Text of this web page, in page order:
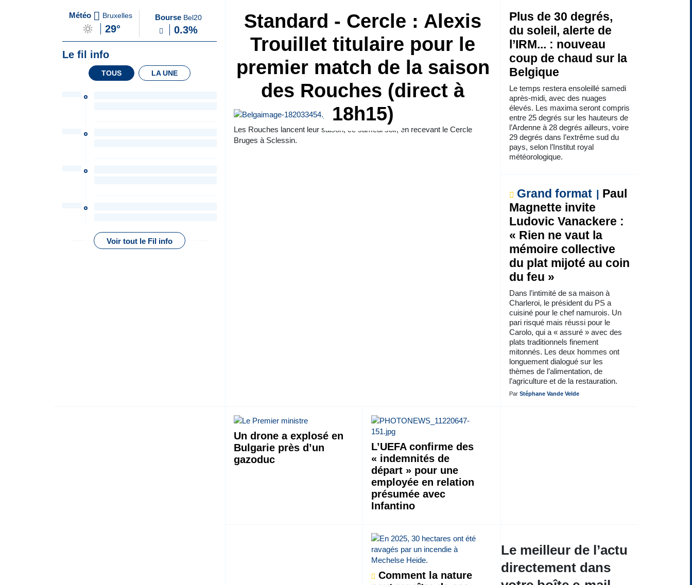
du Soir
Une
Standard - Cercle : Alexis
Trouillet titulaire pour le
premier match de la saison
des Rouches (direct à
18h15)
Les Rouches lancent leur saison, ce samedi soir, en recevant le Cercle
Bruges à Sclessin.
Plus de 30 degrés,
du soleil, alerte de
l’IRM... : nouveau
coup de chaud sur la
Belgique
Le temps restera ensoleillé samedi
après-midi, avec des nuages
élevés. Les maxima seront compris
entre 25 degrés sur les hauteurs de
l’Ardenne à 28 degrés ailleurs, voire
29 degrés dans l’extrême sud du
pays, selon l’Institut royal
météorologique.
Grand format
Paul
Magnette invite
Ludovic Vanackere :
« Rien ne vaut la
mémoire collective
du plat mijoté au coin
du feu »
Dans l’intimité de sa maison à
Charleroi, le président du PS a
cuisiné pour le chef namurois. Un
pari risqué mais réussi pour le
Carolo, qui a « assuré » avec des
plats traditionnels finement
mitonnés. Les deux hommes ont
longuement dialogué sur les
thèmes de l’alimentation, de
l’agriculture et de la restauration.
Par Stéphane Vande Velde
Un drone a explosé en
Bulgarie près d’un
gazoduc
L’UEFA confirme des
« indemnités de
départ » pour une
employée en relation
présumée avec
Infantino
Comment la nature
Météo Bruxelles
29°
Bourse Bel20
0.3%
Le fil info
LA UNE
TOUS
Voir tout le Fil info
Le meilleur de l’actu
directement dans